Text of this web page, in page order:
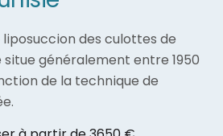
liposuccion des culottes de
situe généralement entre 1950
de la technique de